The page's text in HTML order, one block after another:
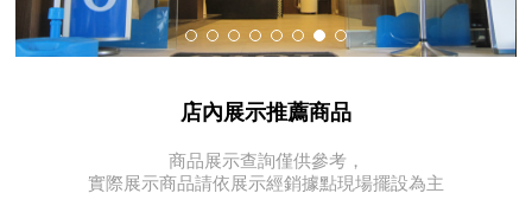
店內展示推薦商品
商品展示查詢僅供參考，
實際展示商品請依展示經銷據點現場擺設為主